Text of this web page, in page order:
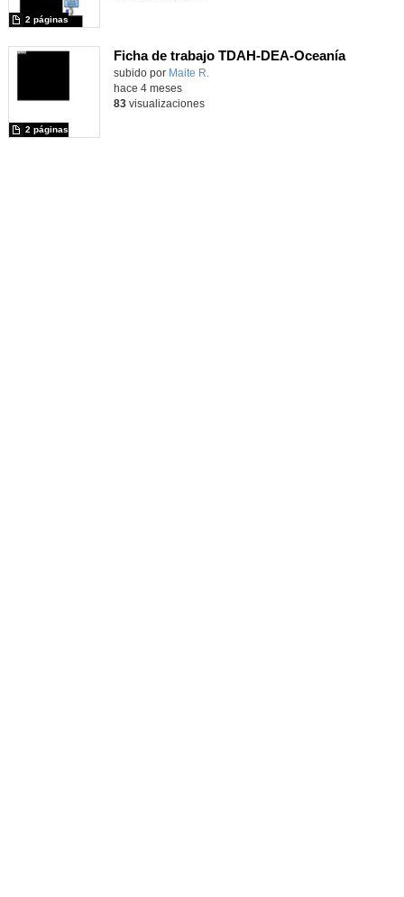
2 páginas
Ficha de trabajo TDAH-DEA-Oceanía
Contenido educativo.
subido por Maite R.
2 páginas
hace 4 meses
83visualizaciones